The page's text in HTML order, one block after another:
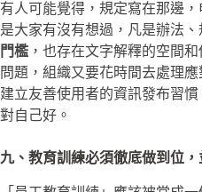
有人可能覺得，規定寫在那邊
是大家有沒有想過，凡是辦法
門檻 ，也存在文字解釋的空間
問題，組織又要花時間去處理
建立友善使用者的資訊發布習
對自己好。
九、教育訓練必須徹底做到位